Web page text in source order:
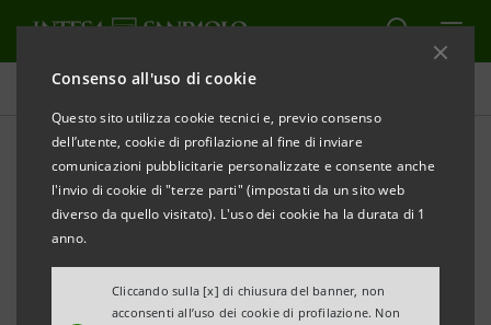
Consenso all'uso di cookie
Questo sito utilizza cookie tecnici e, previo consenso
dell’utente, cookie di profilazione al fine di inviare
comunicazioni pubblicitarie personalizzate e consente anche
l'invio di cookie di "terze parti" (impostati da un sito web
diverso da quello visitato). L'uso dei cookie ha la durata di 1
anno.
Cliccando sulla [x] di chiusura del banner, non
acconsenti all’uso dei cookie di profilazione. Non
Tutte le news
L’industria italiana ha
bisogno di nuovi
investimenti